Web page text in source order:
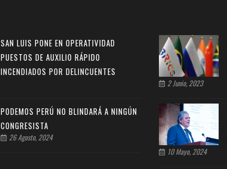
SAN LUIS PONE EN OPERATIVIDAD
PUESTOS DE AUXILIO RÁPIDO
INCENDIADOS POR DELINCUENTES
2 Junio, 2023
PODEMOS PERÚ NO BLINDARÁ A NINGÚN
CONGRESISTA
26 Agosto, 2024
10 Mayo, 2024